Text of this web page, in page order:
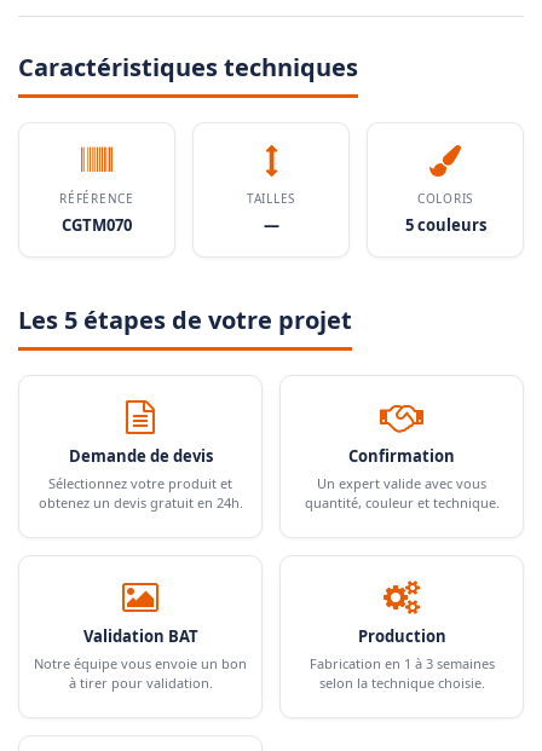
Caractéristiques techniques
RÉFÉRENCE
CGTM070
TAILLES
—
COLORIS
5 couleurs
Les 5 étapes de votre projet
Demande de devis
Sélectionnez votre produit et
obtenez un devis gratuit en 24h.
Confirmation
Un expert valide avec vous
quantité, couleur et technique.
Validation BAT
Notre équipe vous envoie un bon
à tirer pour validation.
Production
Fabrication en 1 à 3 semaines
selon la technique choisie.